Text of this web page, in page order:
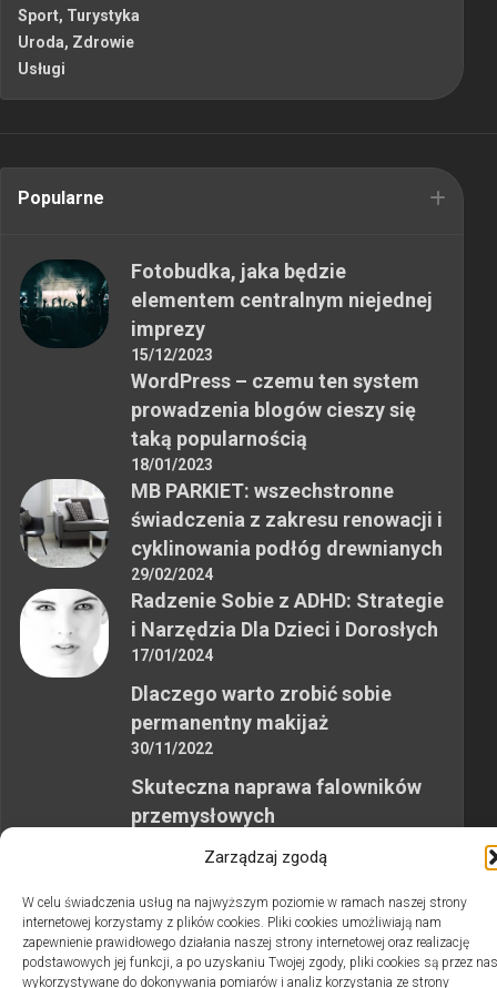
Zarządzaj zgodą
W celu świadczenia usług na najwyższym poziomie w ramach naszej strony
internetowej korzystamy z plików cookies. Pliki cookies umożliwiają nam
zapewnienie prawidłowego działania naszej strony internetowej oraz realizację
podstawowych jej funkcji, a po uzyskaniu Twojej zgody, pliki cookies są przez nas
wykorzystywane do dokonywania pomiarów i analiz korzystania ze strony
Sport, Turystyka
Uroda, Zdrowie
Usługi
Popularne
Fotobudka, jaka będzie
elementem centralnym niejednej
imprezy
15/12/2023
WordPress – czemu ten system
prowadzenia blogów cieszy się
taką popularnością
18/01/2023
MB PARKIET: wszechstronne
świadczenia z zakresu renowacji i
cyklinowania podłóg drewnianych
29/02/2024
Radzenie Sobie z ADHD: Strategie
i Narzędzia Dla Dzieci i Dorosłych
17/01/2024
Dlaczego warto zrobić sobie
permanentny makijaż
30/11/2022
Skuteczna naprawa falowników
przemysłowych